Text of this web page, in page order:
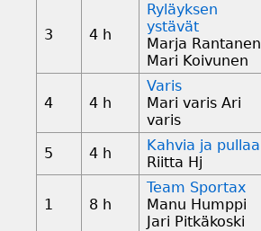
3 4 h
Ryläyksen
ystävät
Marja Rantanen
Mari Koivunen
4 4 h
Varis
Mari varis Ari
varis
5 4 h
Kahvia ja pullaa
Riitta Hj
1 8 h
Team Sportax
Manu Humppi
Jari Pitkäkoski